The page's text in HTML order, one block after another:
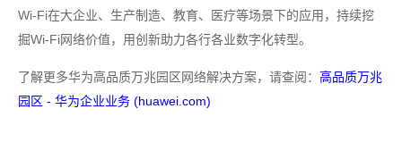
Wi-Fi在大企业、生产制造、教育、医疗等场景下的应用，持续挖
掘Wi-Fi网络价值，用创新助力各行各业数字化转型。
了解更多华为高品质万兆园区网络解决方案，请查阅： 高品质万兆
园区 - 华为企业业务 (huawei.com)